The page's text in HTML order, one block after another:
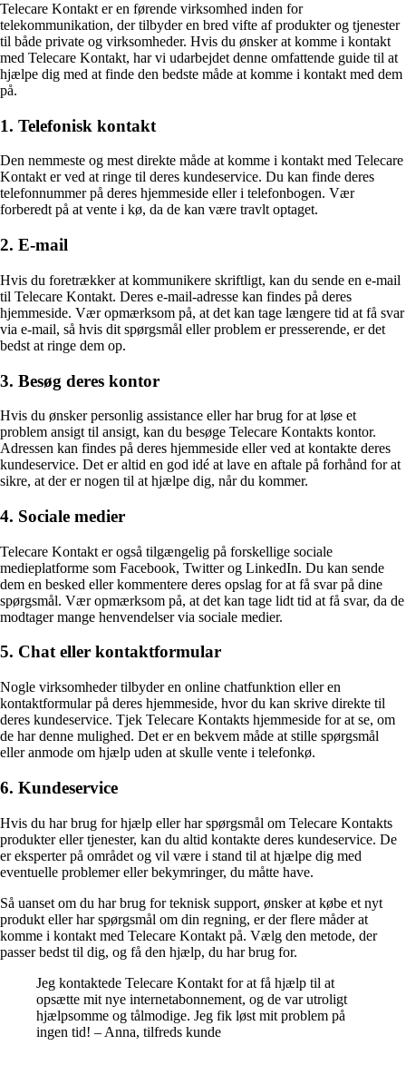
Telecare Kontakt er en førende virksomhed inden for
telekommunikation, der tilbyder en bred vifte af produkter og tjenester
til både private og virksomheder. Hvis du ønsker at komme i kontakt
med Telecare Kontakt, har vi udarbejdet denne omfattende guide til at
hjælpe dig med at finde den bedste måde at komme i kontakt med dem
på.
1. Telefonisk kontakt
Den nemmeste og mest direkte måde at komme i kontakt med Telecare
Kontakt er ved at ringe til deres kundeservice. Du kan finde deres
telefonnummer på deres hjemmeside eller i telefonbogen. Vær
forberedt på at vente i kø, da de kan være travlt optaget.
2. E-mail
Hvis du foretrækker at kommunikere skriftligt, kan du sende en e-mail
til Telecare Kontakt. Deres e-mail-adresse kan findes på deres
hjemmeside. Vær opmærksom på, at det kan tage længere tid at få svar
via e-mail, så hvis dit spørgsmål eller problem er presserende, er det
bedst at ringe dem op.
3. Besøg deres kontor
Hvis du ønsker personlig assistance eller har brug for at løse et
problem ansigt til ansigt, kan du besøge Telecare Kontakts kontor.
Adressen kan findes på deres hjemmeside eller ved at kontakte deres
kundeservice. Det er altid en god idé at lave en aftale på forhånd for at
sikre, at der er nogen til at hjælpe dig, når du kommer.
4. Sociale medier
Telecare Kontakt er også tilgængelig på forskellige sociale
medieplatforme som Facebook, Twitter og LinkedIn. Du kan sende
dem en besked eller kommentere deres opslag for at få svar på dine
spørgsmål. Vær opmærksom på, at det kan tage lidt tid at få svar, da de
modtager mange henvendelser via sociale medier.
5. Chat eller kontaktformular
Nogle virksomheder tilbyder en online chatfunktion eller en
kontaktformular på deres hjemmeside, hvor du kan skrive direkte til
deres kundeservice. Tjek Telecare Kontakts hjemmeside for at se, om
de har denne mulighed. Det er en bekvem måde at stille spørgsmål
eller anmode om hjælp uden at skulle vente i telefonkø.
6. Kundeservice
Hvis du har brug for hjælp eller har spørgsmål om Telecare Kontakts
produkter eller tjenester, kan du altid kontakte deres kundeservice. De
er eksperter på området og vil være i stand til at hjælpe dig med
eventuelle problemer eller bekymringer, du måtte have.
Så uanset om du har brug for teknisk support, ønsker at købe et nyt
produkt eller har spørgsmål om din regning, er der flere måder at
komme i kontakt med Telecare Kontakt på. Vælg den metode, der
passer bedst til dig, og få den hjælp, du har brug for.
Jeg kontaktede Telecare Kontakt for at få hjælp til at
opsætte mit nye internetabonnement, og de var utroligt
hjælpsomme og tålmodige. Jeg fik løst mit problem på
ingen tid! – Anna, tilfreds kunde